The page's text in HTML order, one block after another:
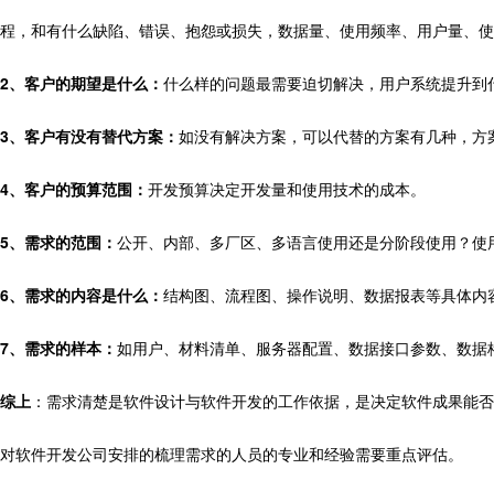
程，和有什么缺陷、错误、抱怨或损失，数据量、使用频率、用户量、
2、客户的期望是什么： 什么样的问题最需要迫切解决，用户系统提升
3、客户有没有替代方案： 如没有解决方案，可以代替的方案有几种，
4、客户的预算范围： 开发预算决定开发量和使用技术的成本。
5、需求的范围： 公开、内部、多厂区、多语言使用还是分阶段使用？
6、需求的内容是什么： 结构图、流程图、操作说明、数据报表等具体内
7、需求的样本： 如用户、材料清单、服务器配置、数据接口参数、数
综上 ：需求清楚是软件设计与软件开发的工作依据，是决定软件成果能
对软件开发公司安排的梳理需求的人员的专业和经验需要重点评估。